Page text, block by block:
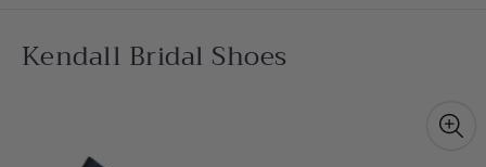
Kendall Bridal Shoes